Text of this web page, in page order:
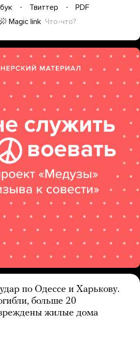
Твиттер
PDF
Magic link Что-что?
по Одессе и Харькову.
больше 20
жилые дома